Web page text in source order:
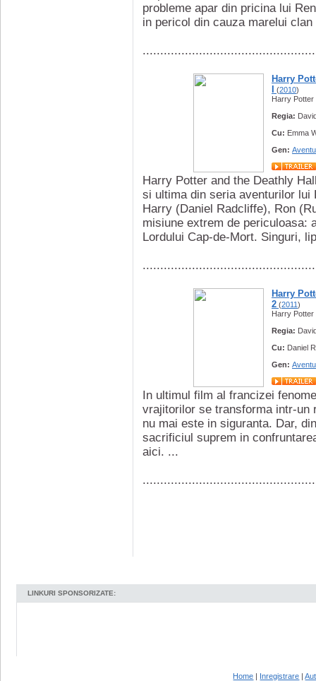
probleme apar din pricina lui
in pericol din cauza marelui
Harry
(2010)
Harry Potter
Regia:
Cu: Emma
Gen:
Harry Potter and the Deathly
si ultima din seria aventurilor lui
Harry (Daniel Radcliffe), Ron
misiune extrem de periculoasa:
Lordului Cap-de-Mort. Singuri,
Harry
2 (2011)
Harry Potter
Regia:
Cu: Daniel
Gen:
In ultimul film al francizei
vrajitorilor se transforma intr-un
nu mai este in siguranta. Dar,
sacrificiul suprem in
aici. ...
LINKURI SPONSORIZATE:
Home | Inregistrare |